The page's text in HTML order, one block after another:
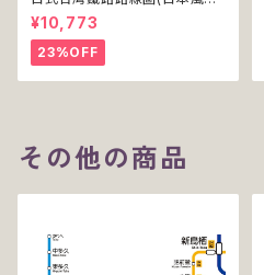
湾鉄道路線図)(デジタル版／PR
O)
¥10,773
23%OFF
その他の商品